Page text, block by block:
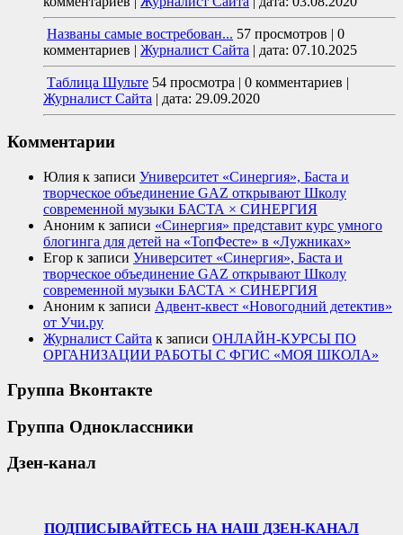
Названы самые востребован... 57 просмотров | 0
комментариев | Журналист Сайта | дата: 07.10.2025
Таблица Шульте 54 просмотра | 0 комментариев |
Журналист Сайта | дата: 29.09.2020
Комментарии
Юлия к записи Университет «Синергия», Баста и
творческое объединение GAZ открывают Школу
современной музыки БАСТА × СИНЕРГИЯ
Аноним к записи «Синергия» представит курс умного
блогинга для детей на «ТопФесте» в «Лужниках»
Егор к записи Университет «Синергия», Баста и
творческое объединение GAZ открывают Школу
современной музыки БАСТА × СИНЕРГИЯ
Аноним к записи Адвент-квест «Новогодний детектив»
от Учи.ру
Журналист Сайта к записи ОНЛАЙН-КУРСЫ ПО
ОРГАНИЗАЦИИ РАБОТЫ С ФГИС «МОЯ ШКОЛА»
Группа Вконтакте
Группа Одноклассники
Дзен-канал
ПОДПИСЫВАЙТЕСЬ НА НАШ ДЗЕН-КАНАЛ